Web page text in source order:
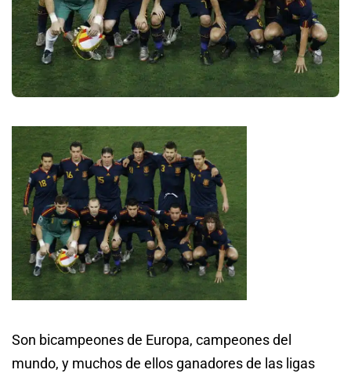
Son bicampeones de Europa, campeones del
mundo, y muchos de ellos ganadores de las ligas